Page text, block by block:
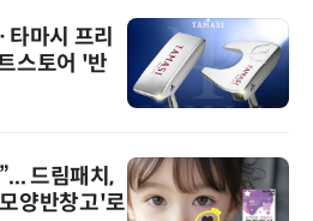
마시 프리
스토어 '반
드림패치,
양반창고'로